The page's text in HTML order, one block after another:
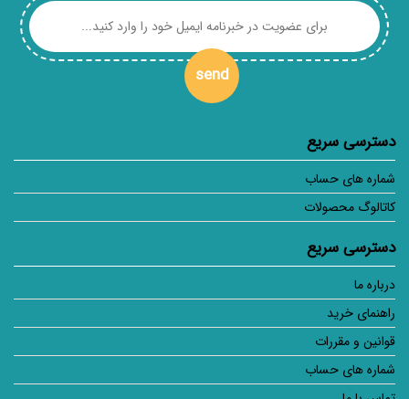
send
دسترسی سریع
شماره های حساب
کاتالوگ محصولات
دسترسی سریع
درباره ما
راهنمای خرید
قوانین و مقررات
شماره های حساب